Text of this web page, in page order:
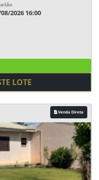
2026 16:00
LOTE
Venda Direta